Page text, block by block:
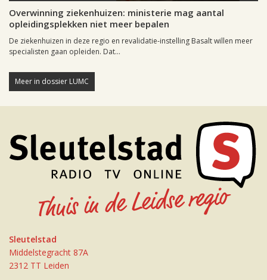
Overwinning ziekenhuizen: ministerie mag aantal
opleidingsplekken niet meer bepalen
De ziekenhuizen in deze regio en revalidatie-instelling Basalt willen meer
specialisten gaan opleiden. Dat...
Meer in dossier LUMC
Sleutelstad
Middelstegracht 87A
2312 TT Leiden